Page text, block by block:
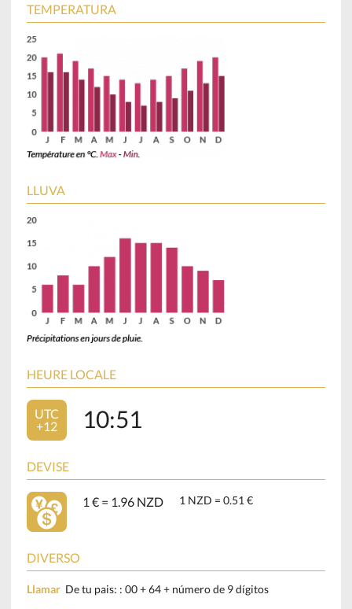
TEMPERATURA
LLUVA
HEURE LOCALE
UTC
+12
10:51
DEVISE
1 € = 1.96 NZD 1 NZD = 0.51 €
DIVERSO
Llamar De tu pais: : 00 + 64 + número de 9 dígitos